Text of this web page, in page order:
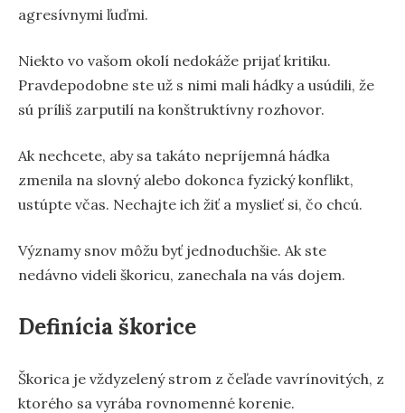
agresívnymi ľuďmi.
Niekto vo vašom okolí nedokáže prijať kritiku.
Pravdepodobne ste už s nimi mali hádky a usúdili, že
sú príliš zarputilí na konštruktívny rozhovor.
Ak nechcete, aby sa takáto nepríjemná hádka
zmenila na slovný alebo dokonca fyzický konflikt,
ustúpte včas. Nechajte ich žiť a myslieť si, čo chcú.
Významy snov môžu byť jednoduchšie. Ak ste
nedávno videli škoricu, zanechala na vás dojem.
Definícia škorice
Škorica je vždyzelený strom z čeľade vavrínovitých, z
ktorého sa vyrába rovnomenné korenie.